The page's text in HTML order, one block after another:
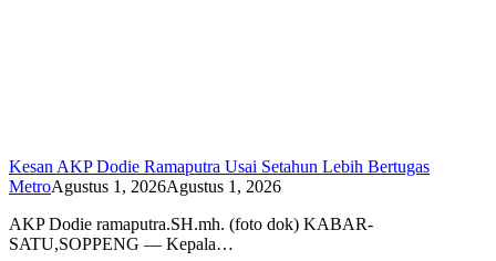
Kesan AKP Dodie Ramaputra Usai Setahun Lebih Bertugas
MetroAgustus 1, 2026Agustus 1, 2026
AKP Dodie ramaputra.SH.mh. (foto dok) KABAR-
SATU,SOPPENG — Kepala…